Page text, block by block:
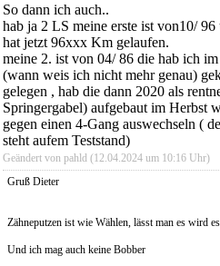
So dann ich auch..
hab ja 2 LS meine erste ist von10/
hat jetzt 96xxx Km gelaufen.
meine 2. ist von 04/ 86 die hab ich
(wann weis ich nicht mehr genau)
gelegen , hab die dann 2020 als
Springergabel) aufgebaut im Herbst
gegen einen 4-Gang auswechseln (
steht aufem Teststand)
Geändert von pahld (12.04.2024 um 10:16 Uhr)
Gruß Dieter
Zähneputzen ist wie Wählen, lässt man es wird
Und ich mag auch keine Bobber